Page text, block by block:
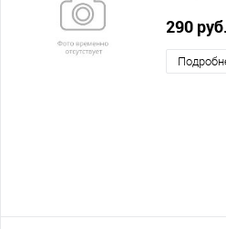
290 руб.